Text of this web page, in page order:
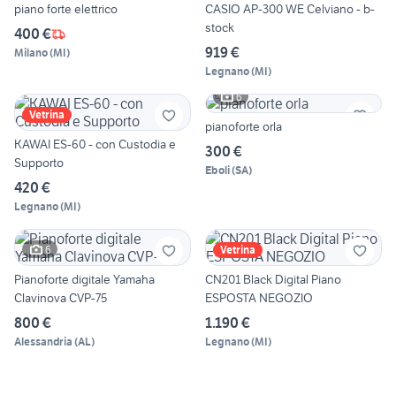
piano forte elettrico
400 €
Milano(MI)
CASIO AP-300 WE Celviano - b-
stock
919 €
Legnano(MI)
Vetrina
KAWAI ES-60 - con Custodia e
Supporto
420 €
Legnano(MI)
6
pianoforte orla
300 €
Eboli(SA)
6
Pianoforte digitale Yamaha
Clavinova CVP-75
800 €
Alessandria (AL)
Vetrina
CN201 Black Digital Piano
ESPOSTA NEGOZIO
1.190 €
Legnano(MI)